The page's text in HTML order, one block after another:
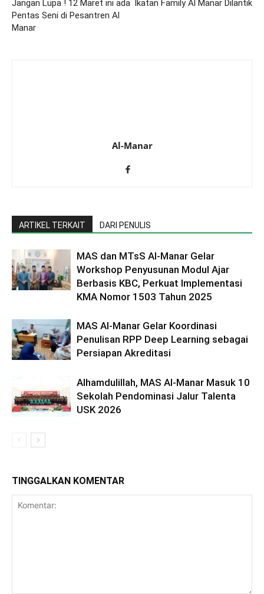
Jangan Lupa ! 12 Maret ini ada
Pentas Seni di Pesantren Al
Manar
Ikatan Family Al Manar Dilantik
Al-Manar
ARTIKEL TERKAIT DARI PENULIS
MAS dan MTsS Al-Manar Gelar
Workshop Penyusunan Modul Ajar
Berbasis KBC, Perkuat Implementasi
KMA Nomor 1503 Tahun 2025
MAS Al-Manar Gelar Koordinasi
Penulisan RPP Deep Learning sebagai
Persiapan Akreditasi
Alhamdulillah, MAS Al-Manar Masuk 10
Sekolah Pendominasi Jalur Talenta
USK 2026
TINGGALKAN KOMENTAR